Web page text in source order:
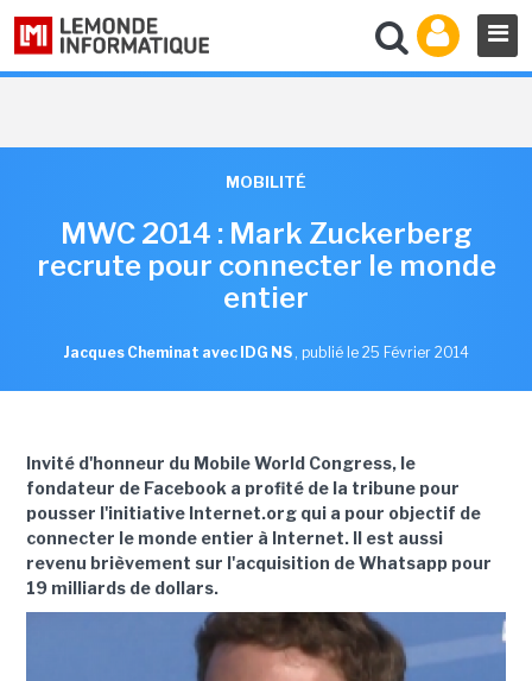
MOBILITÉ
MWC 2014 : Mark Zuckerberg
recrute pour connecter le monde
entier
Jacques Cheminat avec IDG NS , publié le 25 Février 2014
Invité d'honneur du Mobile World Congress, le
fondateur de Facebook a profité de la tribune pour
pousser l'initiative Internet.org qui a pour objectif de
connecter le monde entier à Internet. Il est aussi
revenu brièvement sur l'acquisition de Whatsapp pour
19 milliards de dollars.